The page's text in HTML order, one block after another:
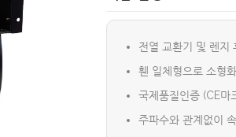
전열 교환기 및 렌지
휀 일체형으로 소형
국제품질인증 (CE마
주파수와 관계없이